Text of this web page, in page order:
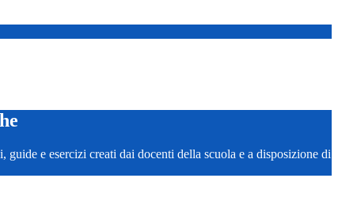
guide e esercizi creati dai docenti della scuola e a disposizione di